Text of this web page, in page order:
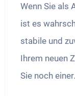
Wenn Sie als
ist es
stabile und
Ihrem neuen
Sie noch